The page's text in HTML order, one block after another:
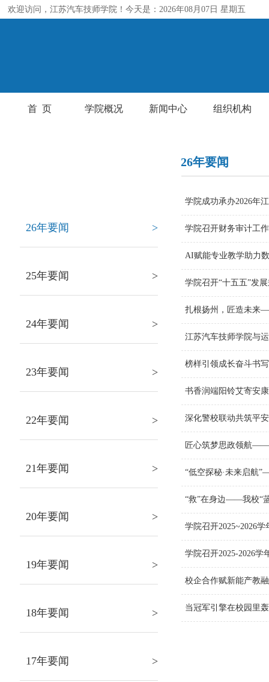
欢迎访问，江苏汽车技师学院！今天是：2026年08月07日 星期五
首 页 学院概况 新闻中心 组织机构
26年要闻 >
25年要闻 >
24年要闻 >
23年要闻 >
22年要闻 >
21年要闻 >
20年要闻 >
19年要闻 >
18年要闻 >
17年要闻 >
26年要闻
学院成功承办2026
学院召开财务审计
AI赋能专业教学助
学院召开“十五五”
扎根扬州，匠造未
江苏汽车技师学院
榜样引领成长奋斗
书香润端阳铃艾寄
深化警校联动共筑
匠心筑梦思政领航
“低空探秘·未来启
“救”在身边——我校
学院召开
学院召开2025-
校企合作赋新能产
当冠军引擎在校园